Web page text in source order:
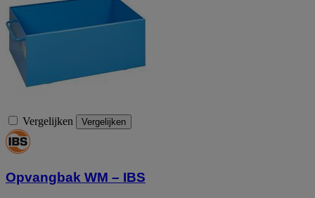
Vergelijken Vergelijken
Opvangbak WM – IBS